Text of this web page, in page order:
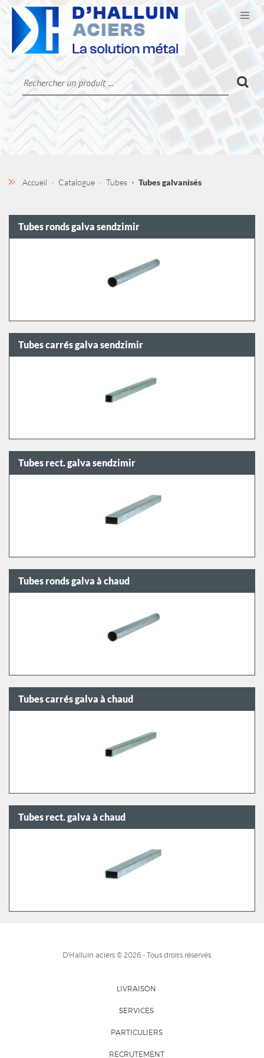
CATALOGUE
LA SOCIÉTÉ
CONTACT
Accueil Catalogue Tubes Tubes galvanisés
Tubes ronds galva sendzimir
Tubes carrés galva sendzimir
Tubes rect. galva sendzimir
Tubes ronds galva à chaud
Tubes carrés galva à chaud
Tubes rect. galva à chaud
D’Halluin aciers © 2026 - Tous droits réservés
LIVRAISON
SERVICES
PARTICULIERS
RECRUTEMENT